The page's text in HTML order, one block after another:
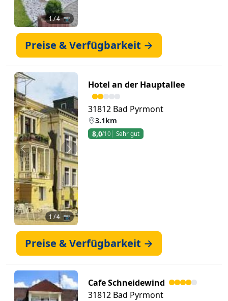
1/ 4 📷
Preise & Verfügbarkeit →
Zurück Weiter
1/ 4 📷
Hotel an der Hauptallee
31812 Bad Pyrmont
3.1km
8,0/10 Sehr gut
Preise & Verfügbarkeit →
Cafe Schneidewind
31812 Bad Pyrmont